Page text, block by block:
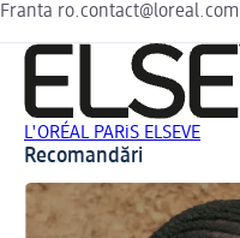
Franta ro.contact@loreal.com
L'ORÉAL PARiS ELSEVE
Recomandări